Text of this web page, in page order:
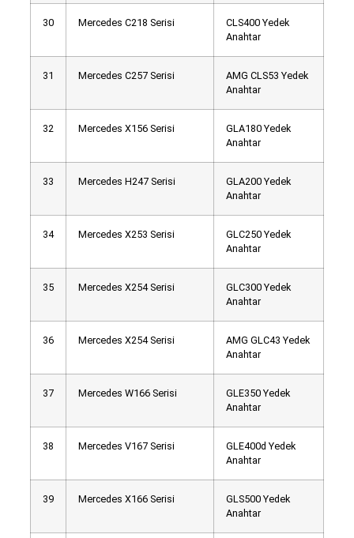
30 Mercedes C218 Serisi
CLS400 Yedek
Anahtar
31 Mercedes C257 Serisi
AMG CLS53 Yedek
Anahtar
32 Mercedes X156 Serisi
GLA180 Yedek
Anahtar
33 Mercedes H247 Serisi
GLA200 Yedek
Anahtar
34 Mercedes X253 Serisi
GLC250 Yedek
Anahtar
35 Mercedes X254 Serisi
GLC300 Yedek
Anahtar
36 Mercedes X254 Serisi
AMG GLC43 Yedek
Anahtar
37 Mercedes W166 Serisi
GLE350 Yedek
Anahtar
38 Mercedes V167 Serisi
GLE400d Yedek
Anahtar
39 Mercedes X166 Serisi
GLS500 Yedek
Anahtar